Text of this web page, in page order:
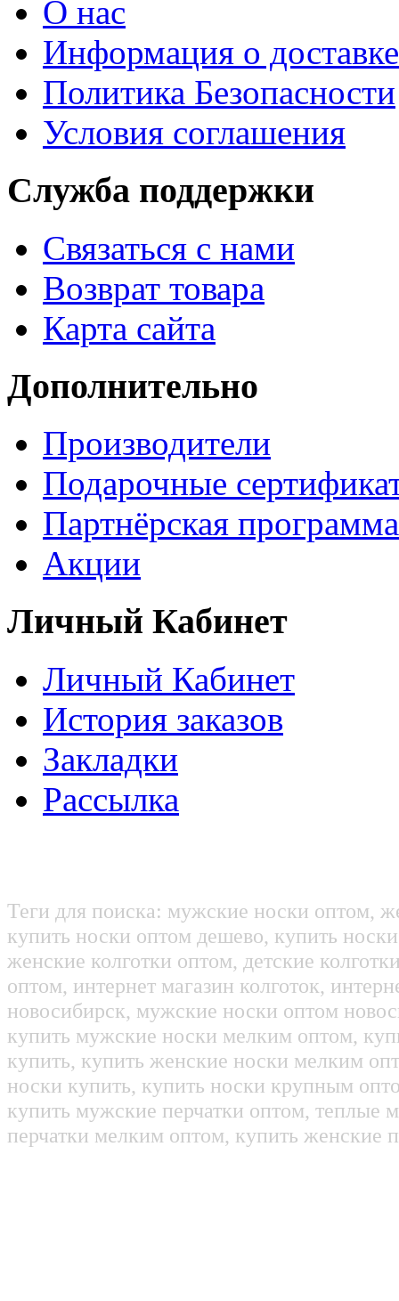
О нас
Информация о доставке
Политика Безопасности
Условия соглашения
Служба поддержки
Связаться с нами
Возврат товара
Карта сайта
Дополнительно
Производители
Подарочные
Партнёрская программа
Акции
Личный Кабинет
Личный Кабинет
История заказов
Закладки
Рассылка
Теги для поиска: мужские носки оптом,
купить носки оптом дешево, купить
женские колготки оптом, детские
оптом, интернет магазин колготок,
новосибирск, мужские носки оптом
купить мужские носки мелким оптом,
купить, купить женские носки мелким
носки купить, купить носки крупным
купить мужские перчатки оптом, теплые
перчатки мелким оптом, купить женские